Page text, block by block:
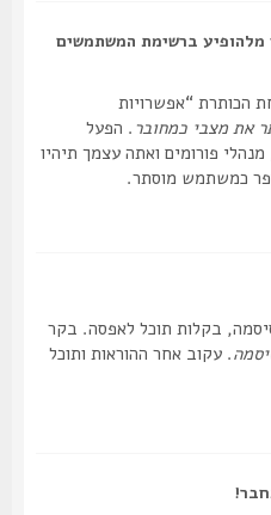
ברשימת המשתמשים
“אפשרויות
כמחובר. הפעל
ואתה עצמך תיהיו
מוסתר.
בקלות תוכל לאפסה. בקר
. עקוב אחר ההוראות ותוכל